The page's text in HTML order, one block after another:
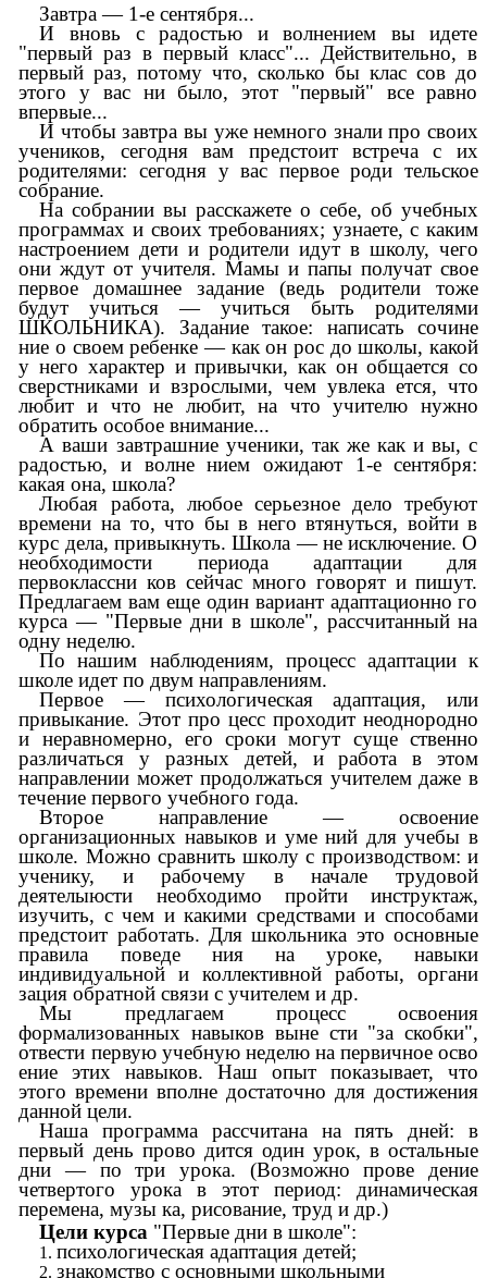
Завтра — 1-е сентября...
И вновь с радостью и волнением вы идете
"первый раз в первый класс"... Действительно, в
первый раз, потому что, сколько бы клас сов до
этого у вас ни было, этот "первый" все равно
впервые...
И чтобы завтра вы уже немного знали про своих
учеников, сегодня вам предстоит встреча с их
родителями: сегодня у вас первое роди тельское
собрание.
На собрании вы расскажете о себе, об учебных
программах и своих требованиях; узнаете, с каким
настроением дети и родители идут в школу, чего
они ждут от учителя. Мамы и папы получат свое
первое домашнее задание (ведь родители тоже
будут учиться — учиться быть родителями
ШКОЛЬНИКА). Задание такое: написать сочине
ние о своем ребенке — как он рос до школы, какой
у него характер и привычки, как он общается со
сверстниками и взрослыми, чем увлека ется, что
любит и что не любит, на что учителю нужно
обратить особое внимание...
А ваши завтрашние ученики, так же как и вы, с
радостью, и волне нием ожидают 1-е сентября:
какая она, школа?
Любая работа, любое серьезное дело требуют
времени на то, что бы в него втянуться, войти в
курс дела, привыкнуть. Школа — не исключение. О
необходимости периода адаптации для
первоклассни ков сейчас много говорят и пишут.
Предлагаем вам еще один вариант адаптационно го
курса — "Первые дни в школе", рассчитанный на
одну неделю.
По нашим наблюдениям, процесс адаптации к
школе идет по двум направлениям.
Первое — психологическая адаптация, или
привыкание. Этот про цесс проходит неоднородно
и неравномерно, его сроки могут суще ственно
различаться у разных детей, и работа в этом
направлении может продолжаться учителем даже в
течение первого учебного года.
Второе направление — освоение
организационных навыков и уме ний для учебы в
школе. Можно сравнить школу с производством: и
ученику, и рабочему в начале трудовой
деятелыюсти необходимо пройти инструктаж,
изучить, с чем и какими средствами и способами
предстоит работать. Для школьника это основные
правила поведе ния на уроке, навыки
индивидуальной и коллективной работы, органи
зация обратной связи с учителем и др.
Мы предлагаем процесс освоения
формализованных навыков выне сти "за скобки",
отвести первую учебную неделю на первичное осво
ение этих навыков. Наш опыт показывает, что
этого времени вполне достаточно для достижения
данной цели.
Наша программа рассчитана на пять дней: в
первый день прово дится один урок, в остальные
дни — по три урока. (Возможно прове дение
четвертого урока в этот период: динамическая
перемена, музы ка, рисование, труд и др.)
Цели курса "Первые дни в школе":
психологическая адаптация детей;
знакомство с основными школьными